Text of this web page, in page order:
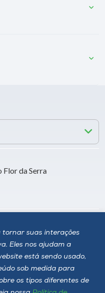
tornar suas interações
Eles nos ajudam a
está sendo usado,
sob medida para
os tipos diferentes de
Flor da Serra